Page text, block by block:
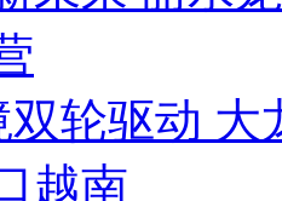
双轮驱动
越南